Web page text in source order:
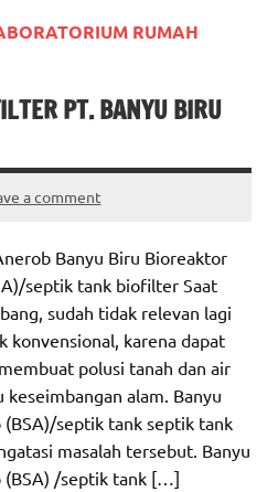
RUMAH
PT. BANYU BIRU
a comment
Banyu Biru Bioreaktor
septik tank biofilter Saat
sudah tidak relevan lagi
konvensional, karena dapat
polusi tanah dan air
alam. Banyu
septik tank septik tank
masalah tersebut. Banyu
(BSA) /septik tank […]